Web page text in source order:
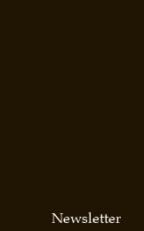
Newsletter